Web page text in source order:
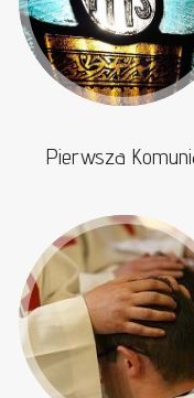
Pierwsza